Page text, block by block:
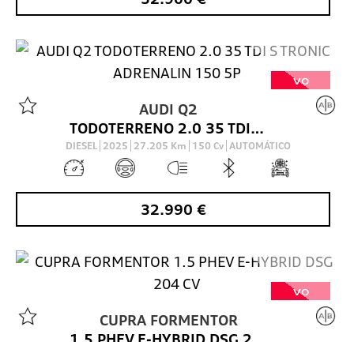
VO
AUDI Q2
TODOTERRENO 2.0 35 TDI S TRONIC ADRENALIN 150 5P
DIESEL 2025 27.205 Km 150 Cv AUTOMÁTICO
32.990 €
VO
CUPRA FORMENTOR